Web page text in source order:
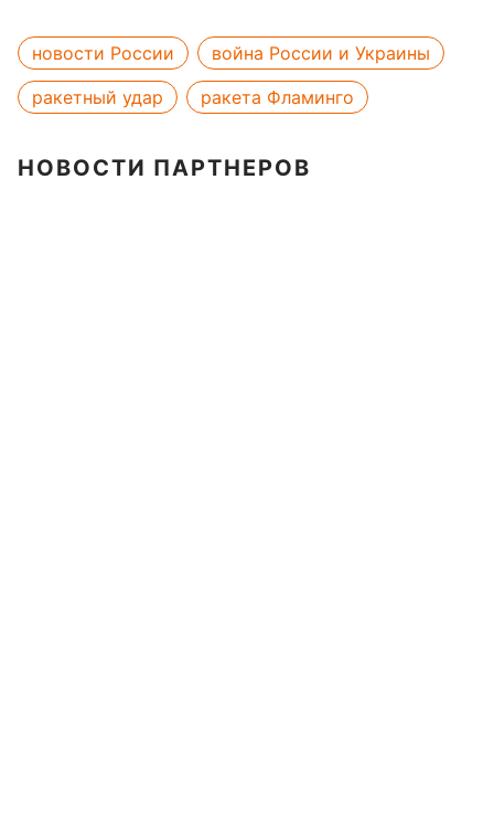
новости России
война России и Украины
ракетный удар
ракета Фламинго
НОВОСТИ ПАРТНЕРОВ